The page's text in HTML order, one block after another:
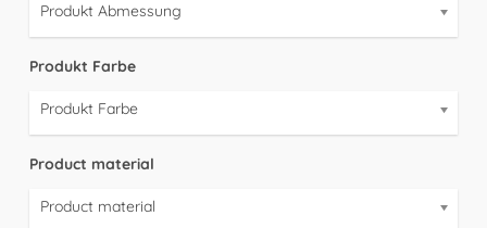
Produkt Abmessung
Produkt Farbe
Produkt Farbe
Product material
Product material